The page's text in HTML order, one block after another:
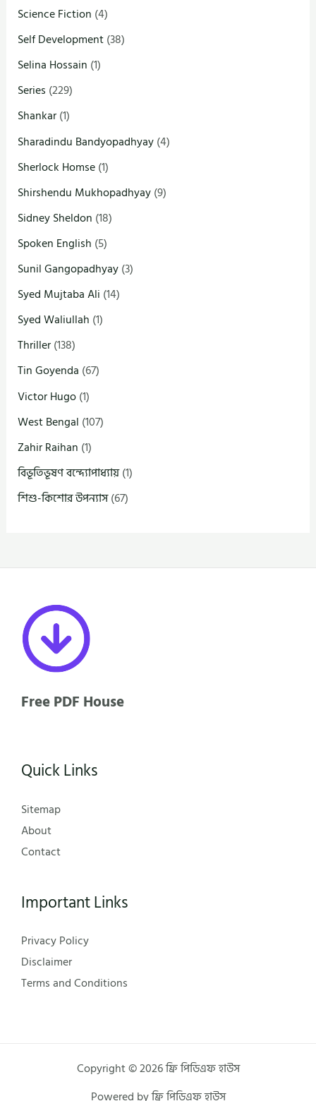
Science Fiction (4)
Self Development(38)
Selina Hossain (1)
Series (229)
Shankar(1)
Sharadindu Bandyopadhyay(4)
Sherlock Homse(1)
Shirshendu Mukhopadhyay(9)
Sidney Sheldon (18)
Spoken English (5)
Sunil Gangopadhyay(3)
Syed Mujtaba Ali (14)
Syed Waliullah (1)
Thriller(138)
Tin Goyenda (67)
Victor Hugo(1)
West Bengal (107)
Zahir Raihan (1)
বিভূতিভূষণ বন্দ্যোপাধ্যায়(1)
শিশু-কিশোর উপন্যাস(67)
Free PDF House
Quick Links
Sitemap
About
Contact
Important Links
Privacy Policy
Disclaimer
Terms and Conditions
Copyright © 2026 ফ্রি পিডিএফ হাউস
Powered by ফ্রি পিডিএফ হাউস